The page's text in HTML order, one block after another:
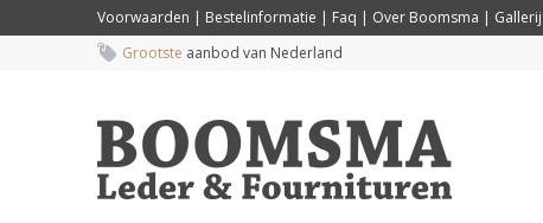
Voorwaarden | Bestelinformatie | Faq | Over Boomsma | Gallerij
Grootste aanbod van Nederland